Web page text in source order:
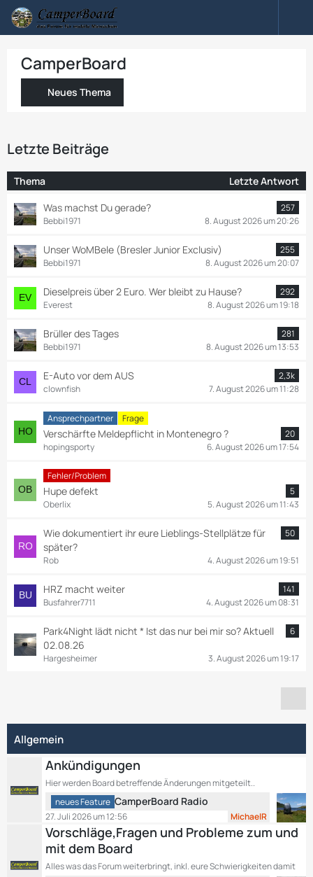
CamperBoard
Neues Thema
Letzte Beiträge
Thema
Letzte Antwort
Was machst Du gerade?
257
Bebbi1971
8. August 2026 um 20:26
Unser WoMBele (Bresler Junior Exclusiv)
255
Bebbi1971
8. August 2026 um 20:07
Dieselpreis über 2 Euro. Wer bleibt zu Hause?
292
Everest
8. August 2026 um 19:18
Brüller des Tages
281
Bebbi1971
8. August 2026 um 13:53
E-Auto vor dem AUS
2,3k
clownfish
7. August 2026 um 11:28
Ansprechpartner Frage
Verschärfte Meldepflicht in Montenegro ?
20
hopingsporty
6. August 2026 um 17:54
Fehler/Problem
Hupe defekt
5
Oberlix
5. August 2026 um 11:43
Wie dokumentiert ihr eure Lieblings-Stellplätze für
später?
50
Rob 4. August 2026 um 19:51
HRZ macht weiter
141
Busfahrer7711
4. August 2026 um 08:31
Park4Night lädt nicht * Ist das nur bei mir so? Aktuell
02.08.26
6
Hargesheimer 3. August 2026 um 19:17
Allgemein
Ankündigungen
Hier werden Board betreffende Änderungen mitgeteilt..
e
t
z
t
e
neues Feature CamperBoard Radio
MichaelR
27. Juli 2026 um 12:56
Vorschläge,Fragen und Probleme zum und
mit dem Board
Alles was das Forum weiterbringt, inkl. eure Schwierigkeiten damit